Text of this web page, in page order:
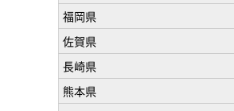
福岡県
佐賀県
長崎県
熊本県